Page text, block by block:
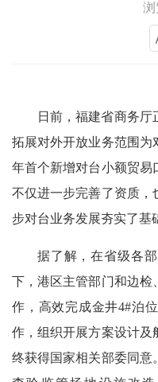
浏
日前，福建省商务
拓展对外开放业务范围为
年首个新增对台小额贸易
不仅进一步完善了资质，
步对台业务发展夯实了基
据了解，在省级各
下，港区主管部门和边检
作，高效完成金井4#泊
作，组织开展方案设计及
终获得国家相关部委同意